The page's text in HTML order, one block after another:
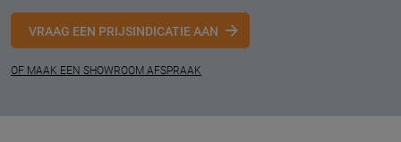
VRAAG EEN PRIJSINDICATIE AAN
OF MAAK EEN SHOWROOM AFSPRAAK